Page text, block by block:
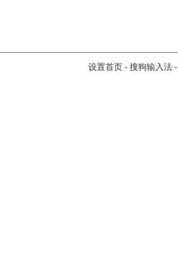
设置首页 - 搜狗输入法 -